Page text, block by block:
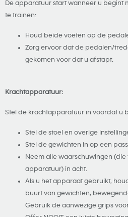
De apparatuur start wanneer u begint
te trainen:
Houd beide voeten op de
Zorg ervoor dat de pedalen/
gekomen voor dat u afstapt.
Krachtapparatuur:
Stel de krachtapparatuur in voordat u
Stel de stoel en overige
Stel de gewichten in op een
Neem alle waarschuwingen
apparatuur) in acht.
Als u het apparaat gebruikt,
buurt van gewichten,
Gebruik de aanwezige grips